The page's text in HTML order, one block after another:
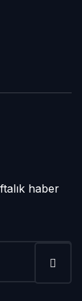
haber